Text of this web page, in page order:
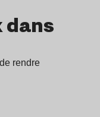
dans
rendre